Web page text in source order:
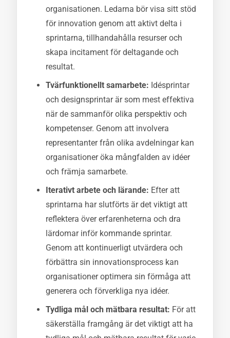
organisationen. Ledarna bör visa sitt stöd
för innovation genom att aktivt delta i
sprintarna, tillhandahålla resurser och
skapa incitament för deltagande och
resultat.
Tvärfunktionellt samarbete: Idésprintar
och designsprintar är som mest effektiva
när de sammanför olika perspektiv och
kompetenser. Genom att involvera
representanter från olika avdelningar kan
organisationer öka mångfalden av idéer
och främja samarbete.
Iterativt arbete och lärande: Efter att
sprintarna har slutförts är det viktigt att
reflektera över erfarenheterna och dra
lärdomar inför kommande sprintar.
Genom att kontinuerligt utvärdera och
förbättra sin innovationsprocess kan
organisationer optimera sin förmåga att
generera och förverkliga nya idéer.
Tydliga mål och mätbara resultat: För att
säkerställa framgång är det viktigt att ha